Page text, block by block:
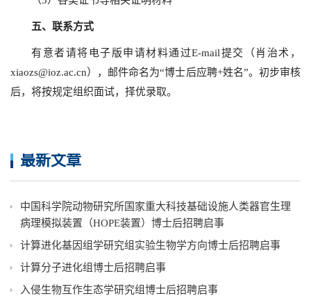
五、联系方式
有意者请将电子版申请材料通过E-mail提交（肖治术，
xiaozs@ioz.ac.cn），邮件命名为“博士后应聘+姓名”。初步审核
后，将按规定组织面试，择优录取。
最新文章
中国科学院动物研究所国家重大科技基础设施人类器官生理
病理模拟装置（HOPE装置）博士后招聘启事
计算进化基因组学研究组实验生物学方向博士后招聘启事
计算分子进化组博士后招聘启事
入侵生物互作生态学研究组博士后招聘启事